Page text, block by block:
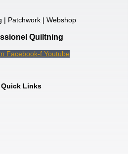
Quiltning
Facebook-f Youtube
Quick Links